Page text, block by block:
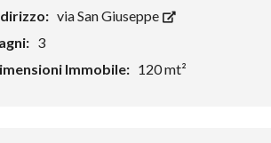
via San Giuseppe
3
Immobile: 120 mt²